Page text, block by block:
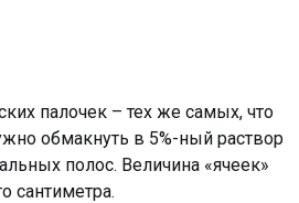
палочек – тех же самых, что
обмакнуть в 5%-ный раствор
полос. Величина «ячеек»
сантиметра.